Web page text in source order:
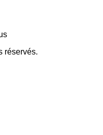
réservés.